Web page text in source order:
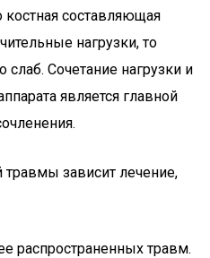
костная составляющая
нагрузки, то
Сочетание нагрузки и
является главной
травмы зависит лечение,
распространенных травм.